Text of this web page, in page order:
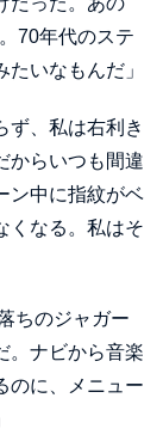
70年代のステ
いなもんだ」
ず、私は右利き
からいつも間違
ン中に指紋がベ
くなる。私はそ
ちのジャガー
。ナビから音楽
のに、メニュー